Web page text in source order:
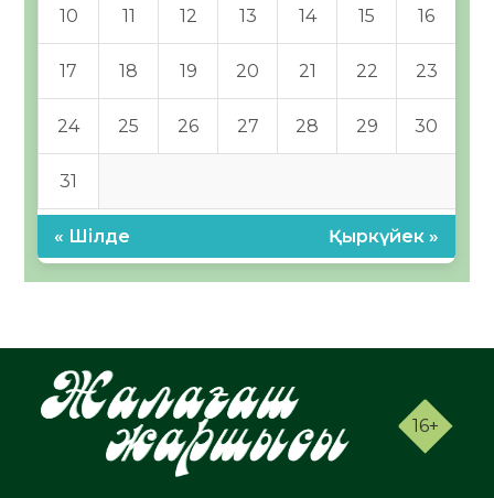
10 11 12 13 14 15 16
17 18 19 20 21 22 23
24 25 26 27 28 29 30
31
« Шілде Қыркүйек »
16+